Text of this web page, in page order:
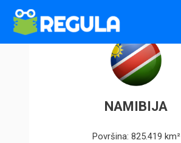
Пређи
NAMIBIJA
Površina: 825.419 km²